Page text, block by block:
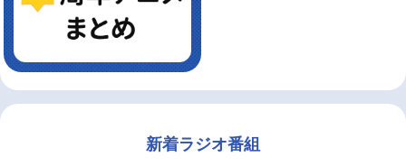
新着ラジオ番組